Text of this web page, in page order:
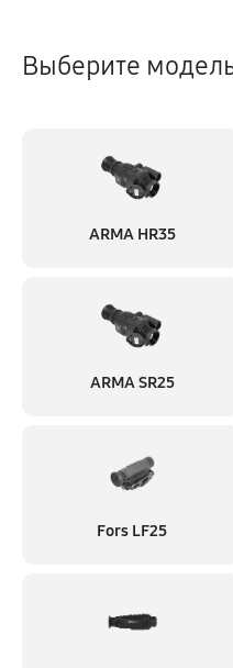
Выберите
ARMA HR35
ARMA SR25
Fors LF25